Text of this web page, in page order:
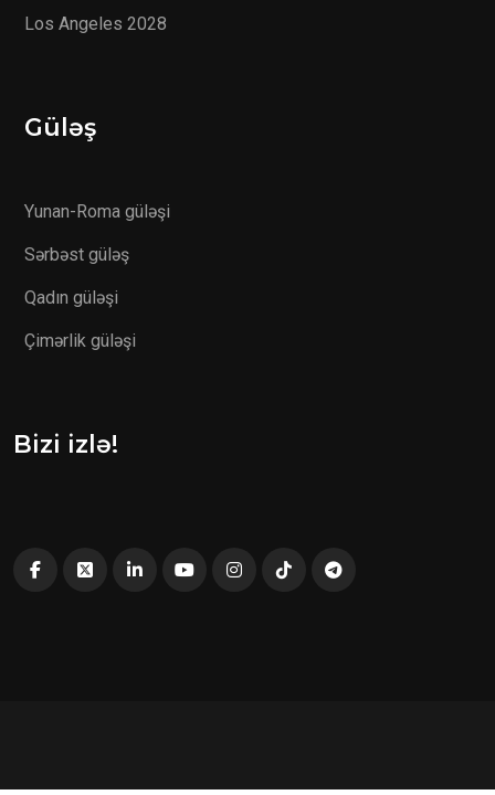
Los Angeles 2028
Güləş
Yunan-Roma güləşi
Sərbəst güləş
Qadın güləşi
Çimərlik güləşi
Bizi izlə!